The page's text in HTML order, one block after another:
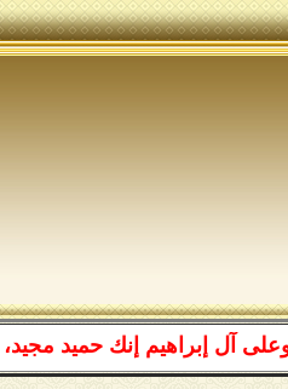
إبراهيم إنك حميد مجيد،